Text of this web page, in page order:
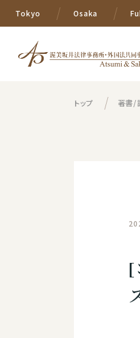
Tokyo Osaka
トップ 著書/
[